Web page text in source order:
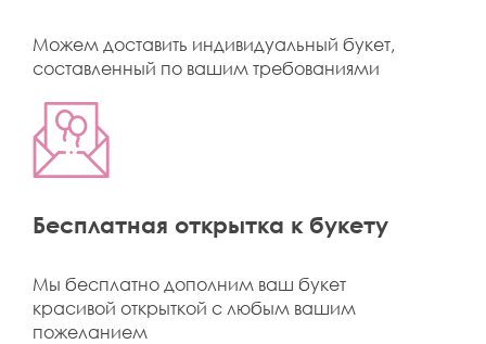
Можем доставить индивидуальный букет,
составленный по вашим требованиями
Бесплатная открытка к букету
Мы бесплатно дополним ваш букет
красивой открыткой с любым вашим
пожеланием